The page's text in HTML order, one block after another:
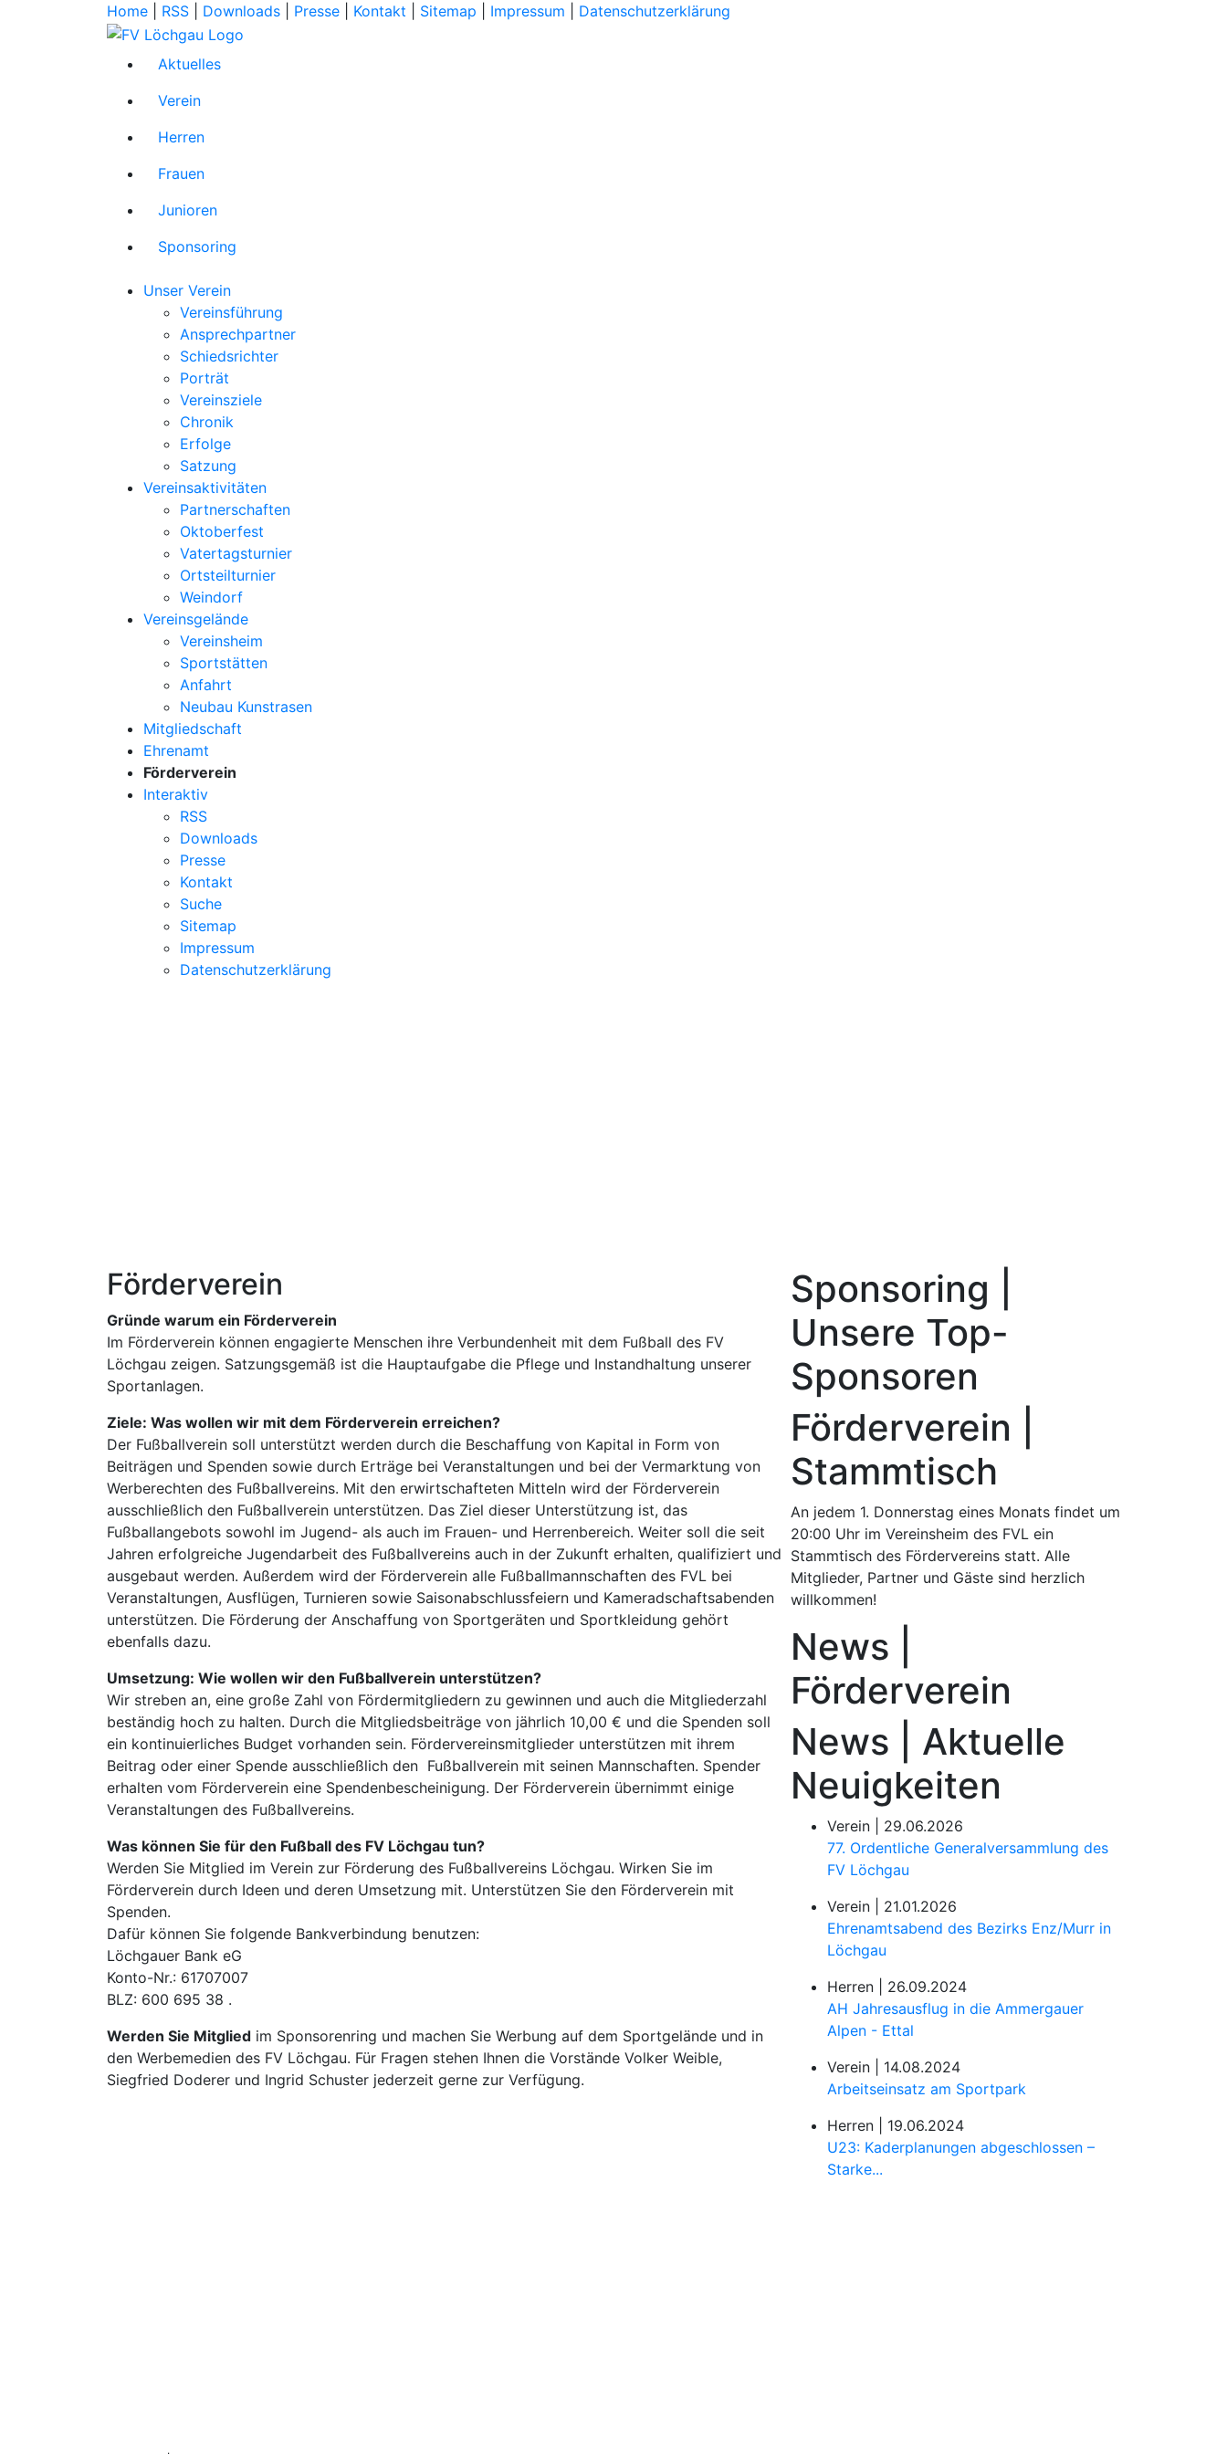
Home RSS Downloads Presse Kontakt Sitemap Impressum Datenschutzerklärung
Aktuelles
Verein
Herren
Frauen
Junioren
Sponsoring
Unser Verein
Vereinsführung
Ansprechpartner
Schiedsrichter
Porträt
Vereinsziele
Chronik
Erfolge
Satzung
Vereinsaktivitäten
Partnerschaften
Oktoberfest
Vatertagsturnier
Ortsteilturnier
Weindorf
Vereinsgelände
Vereinsheim
Sportstätten
Anfahrt
Neubau Kunstrasen
Mitgliedschaft
Ehrenamt
Förderverein
Interaktiv
RSS
Downloads
Presse
Kontakt
Suche
Sitemap
Impressum
Datenschutzerklärung
Förderverein
Gründe warum ein Förderverein
Im Förderverein können engagierte Menschen ihre Verbundenheit mit dem Fußball des FV
Löchgau zeigen. Satzungsgemäß ist die Hauptaufgabe die Pflege und Instandhaltung unserer
Sportanlagen.
Ziele: Was wollen wir mit dem Förderverein erreichen?
Der Fußballverein soll unterstützt werden durch die Beschaffung von Kapital in Form von
Beiträgen und Spenden sowie durch Erträge bei Veranstaltungen und bei der Vermarktung von
Werberechten des Fußballvereins. Mit den erwirtschafteten Mitteln wird der Förderverein
ausschließlich den Fußballverein unterstützen. Das Ziel dieser Unterstützung ist, das
Fußballangebots sowohl im Jugend- als auch im Frauen- und Herrenbereich. Weiter soll die seit
Jahren erfolgreiche Jugendarbeit des Fußballvereins auch in der Zukunft erhalten, qualifiziert und
ausgebaut werden. Außerdem wird der Förderverein alle Fußballmannschaften des FVL bei
Veranstaltungen, Ausflügen, Turnieren sowie Saisonabschlussfeiern und Kameradschaftsabenden
unterstützen. Die Förderung der Anschaffung von Sportgeräten und Sportkleidung gehört
ebenfalls dazu.
Umsetzung: Wie wollen wir den Fußballverein unterstützen?
Wir streben an, eine große Zahl von Fördermitgliedern zu gewinnen und auch die Mitgliederzahl
beständig hoch zu halten. Durch die Mitgliedsbeiträge von jährlich 10,00 € und die Spenden soll
ein kontinuierliches Budget vorhanden sein. Fördervereinsmitglieder unterstützen mit ihrem
Beitrag oder einer Spende ausschließlich den Fußballverein mit seinen Mannschaften. Spender
erhalten vom Förderverein eine Spendenbescheinigung. Der Förderverein übernimmt einige
Veranstaltungen des Fußballvereins.
Was können Sie für den Fußball des FV Löchgau tun?
Werden Sie Mitglied im Verein zur Förderung des Fußballvereins Löchgau. Wirken Sie im
Förderverein durch Ideen und deren Umsetzung mit. Unterstützen Sie den Förderverein mit
Spenden.
Dafür können Sie folgende Bankverbindung benutzen:
Löchgauer Bank eG
Konto-Nr.: 61707007
BLZ: 600 695 38 .
Werden Sie Mitglied im Sponsorenring und machen Sie Werbung auf dem Sportgelände und in
den Werbemedien des FV Löchgau. Für Fragen stehen Ihnen die Vorstände Volker Weible,
Siegfried Doderer und Ingrid Schuster jederzeit gerne zur Verfügung.
Sponsoring |
Unsere Top-
Sponsoren
Förderverein |
Stammtisch
An jedem 1. Donnerstag eines Monats findet um
20:00 Uhr im Vereinsheim des FVL ein
Stammtisch des Fördervereins statt. Alle
Mitglieder, Partner und Gäste sind herzlich
willkommen!
News |
Förderverein
News | Aktuelle
Neuigkeiten
Verein | 29.06.2026
77. Ordentliche Generalversammlung des
FV Löchgau
Verein | 21.01.2026
Ehrenamtsabend des Bezirks Enz/Murr in
Löchgau
Herren | 26.09.2024
AH Jahresausflug in die Ammergauer
Alpen - Ettal
Verein | 14.08.2024
Arbeitseinsatz am Sportpark
Herren | 19.06.2024
U23: Kaderplanungen abgeschlossen –
Starke...